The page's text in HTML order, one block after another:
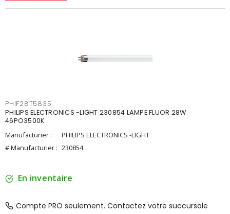
PHIF28T5835
PHILIPS ELECTRONICS -LIGHT 230854 LAMPE FLUOR 28W
46PO3500K
Manufacturier :
PHILIPS ELECTRONICS -LIGHT
# Manufacturier : 230854
En inventaire
Compte PRO seulement. Contactez votre succursale